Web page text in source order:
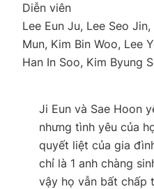
Diễn viên
Lee Eun Ju, Lee Seo
Mun, Kim Bin Woo, Lee
Han In Soo, Kim Byung
Ji Eun và Sae Hoon
nhưng tình yêu của
quyết liệt của gia
chỉ là 1 anh chàng
vậy họ vẫn bất chấp